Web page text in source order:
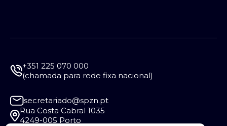
+351 225 070 000
(chamada para rede fixa nacional)
secretariado@spzn.pt
Rua Costa Cabral 1035
4249-005 Porto